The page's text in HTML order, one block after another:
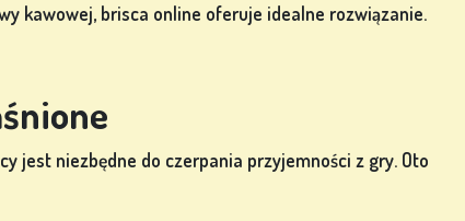
kawowej, brisca online oferuje idealne rozwiązanie.
jest niezbędne do czerpania przyjemności z gry. Oto